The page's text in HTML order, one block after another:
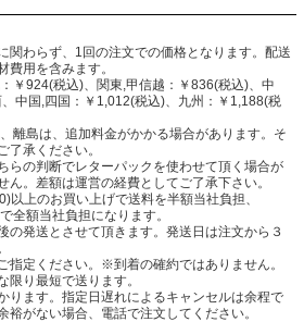
関わらず、1回の注文での価格となります。配送
費用を含みます。
￥924(税込)、関東,甲信越：￥836(税込)、中
中国,四国：￥1,012(税込)、九州：￥1,188(税
島は、追加料金がかかる場合があります。そ
了承ください。
らの判断でレターパックを使わせて頂く場合が
ん。差額は運営の経費としてご了承下さい。
以上のお買い上げで送料を半額当社負担、
全額当社負担になります。
の発送とさせて頂きます。発送日は注文から３
指定ください。※到着の確約ではありません。
限り最短で送ります。
ります。指定日遅れによるキャンセルは余程で
裕がない場合、電話で注文してください。